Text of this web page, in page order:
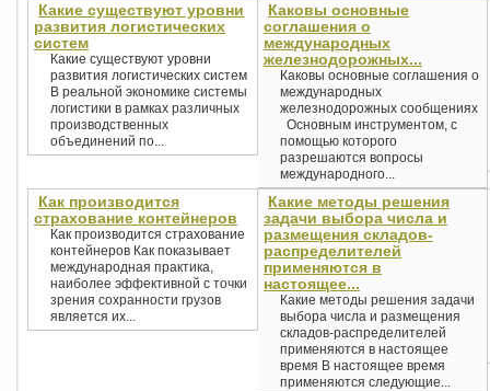
Какие существуют уровни
развития логистических
систем
Какие существуют уровни
развития логистических систем
В реальной экономике системы
логистики в рамках различных
производственных
объединений по...
Каковы основные
соглашения о
международных
железнодорожных...
Каковы основные соглашения о
международных
железнодорожных сообщениях
Основным инструментом, с
помощью которого
разрешаются вопросы
международного...
Как производится
страхование контейнеров
Как производится страхование
контейнеров Как показывает
международная практика,
наиболее эффективной с точки
зрения сохранности грузов
является их...
Какие методы решения
задачи выбора числа и
размещения складов-
распределителей
применяются в
настоящее...
Какие методы решения задачи
выбора числа и размещения
складов-распределителей
применяются в настоящее
время В настоящее время
применяются следующие...